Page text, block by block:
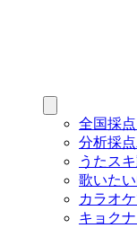
全国採
分析採
うたス
歌いた
カラオ
キョク